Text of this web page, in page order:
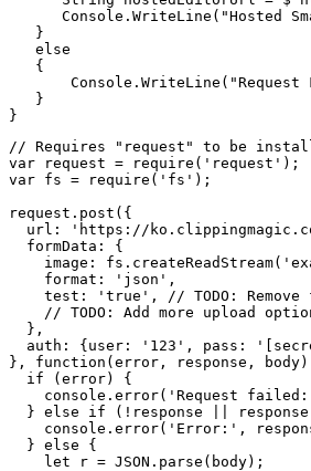
Console.WriteLine("Hosted
   }
   else
   {
Console.WriteLine("Request
   }
// Requires "request" to be
var request = require('request');
var fs = require('fs');
request.post({
url: 'https://
  formData: {
image:
    format: 'json',
test: 'true', // TODO: Remove
// TODO: Add more upload
  },
auth: {user: '123', pass:
}, function(error, response,
  if (error) {
console.error('Request
} else if (!response ||
console.error('Error:',
  } else {
    let r = JSON.parse(body);